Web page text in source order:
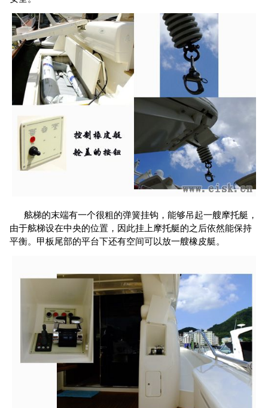
舷梯的末端有一个很粗的弹簧挂钩，能够吊起一艘摩托艇，
由于舷梯设在中央的位置，因此挂上摩托艇的之后依然能保持
平衡。甲板尾部的平台下还有空间可以放一艘橡皮艇。